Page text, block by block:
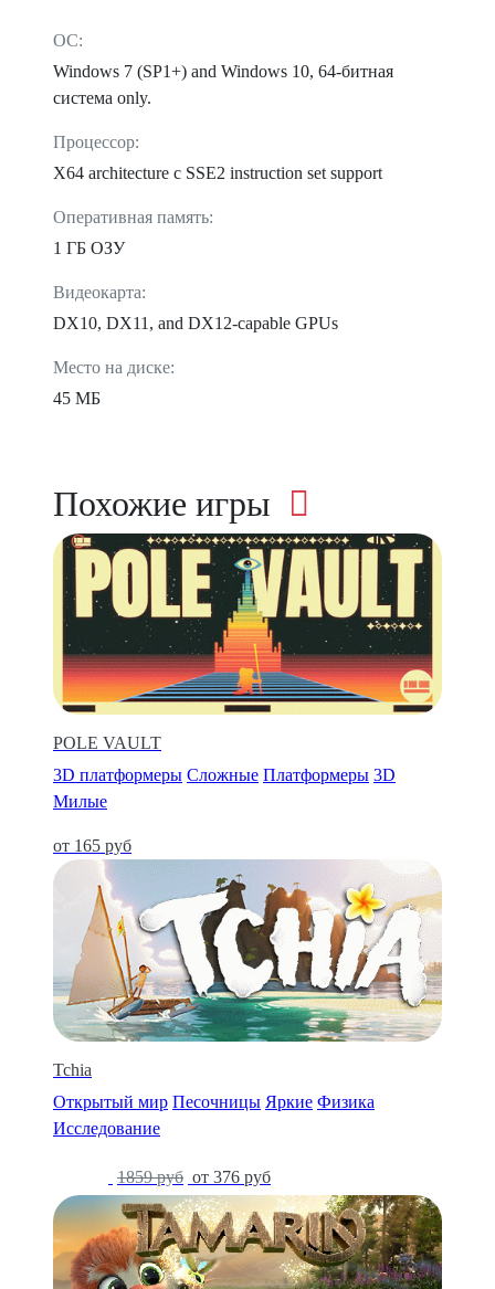
ОС:
Windows 7 (SP1+) and Windows 10, 64-битная
система only.
Процессор:
X64 architecture c SSE2 instruction set support
Оперативная память:
1 ГБ ОЗУ
Видеокарта:
DX10, DX11, and DX12-capable GPUs
Место на диске:
45 МБ
Похожие игры
POLE VAULT
3D платформеры Сложные Платформеры 3D
Милые
от 165 руб
Tchia
Открытый мир Песочницы Яркие Физика
Исследование
1859 руб от 376 руб